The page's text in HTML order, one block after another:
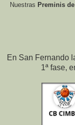
Nuestras Preminis de
En San Fernando
1ª fase,